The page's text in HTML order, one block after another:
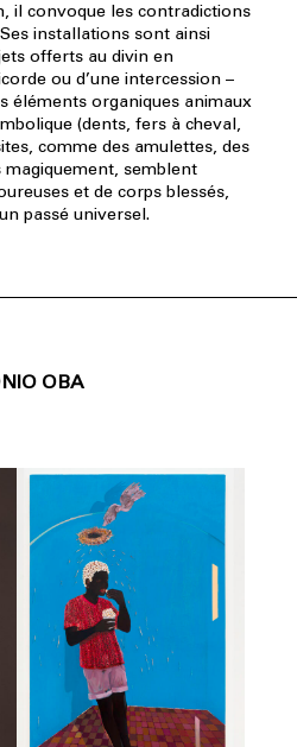
il convoque les contradictions
installations sont ainsi
offerts au divin en
ou d’une intercession –
éléments organiques animaux
(dents, fers à cheval,
comme des amulettes, des
magiquement, semblent
et de corps blessés,
passé universel.
OBA